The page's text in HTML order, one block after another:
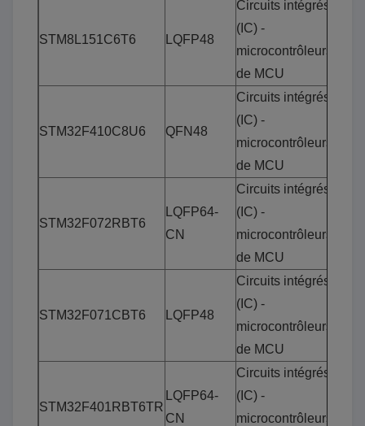
STM8L151C6T6 LQFP48
Circuits intégrés
(IC) -
microcontrôleurs
de MCU
STM32F410C8U6 QFN48
Circuits intégrés
(IC) -
microcontrôleurs
de MCU
STM32F072RBT6
LQFP64-
CN
Circuits intégrés
(IC) -
microcontrôleurs
de MCU
STM32F071CBT6 LQFP48
Circuits intégrés
(IC) -
microcontrôleurs
de MCU
STM32F401RBT6TR
LQFP64-
CN
Circuits intégrés
(IC) -
microcontrôleurs